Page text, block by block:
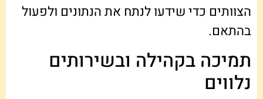
הצוותים כדי שידעו לנתח את הנתונים ולפעול
בהתאם.
תמיכה בקהילה ובשירותים
נלווים